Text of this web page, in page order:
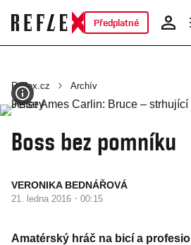
Předplatné
Reflex.cz Archív
Boss bez pomníku
VERONIKA BEDNÁŘOVÁ
21. ledna 2016 · 00:15
Amatérský hráč na bicí a